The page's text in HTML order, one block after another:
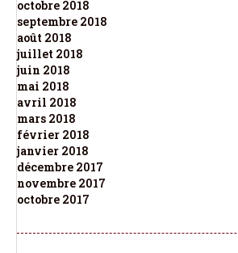
octobre 2018
septembre 2018
août 2018
juillet 2018
juin 2018
mai 2018
avril 2018
mars 2018
février 2018
janvier 2018
décembre 2017
novembre 2017
octobre 2017